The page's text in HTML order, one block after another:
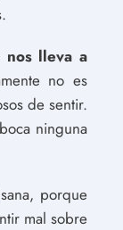
nos lleva a
no es
de sentir.
ninguna
porque
mal sobre